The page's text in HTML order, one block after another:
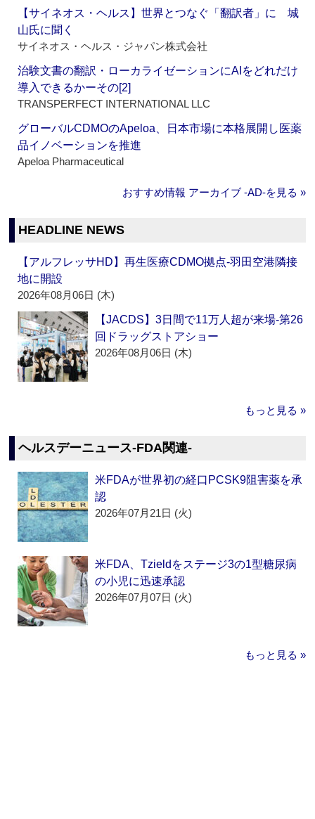
【サイネオス・ヘルス】世界とつなぐ「翻訳者」に 城
山氏に聞く
サイネオス・ヘルス・ジャパン株式会社
治験文書の翻訳・ローカライゼーションにAIをどれだけ
導入できるかーその[2]
TRANSPERFECT INTERNATIONAL LLC
グローバルCDMOのApeloa、日本市場に本格展開し医薬
品イノベーションを推進
Apeloa Pharmaceutical
おすすめ情報 アーカイブ ‐AD‐を見る »
HEADLINE NEWS
【アルフレッサHD】再生医療CDMO拠点‐羽田空港隣接
地に開設
2026年08月06日 (木)
【JACDS】3日間で11万人超が来場‐第26
回ドラッグストアショー
2026年08月06日 (木)
もっと見る »
ヘルスデーニュース‐FDA関連‐
米FDAが世界初の経口PCSK9阻害薬を承
認
2026年07月21日 (火)
米FDA、Tzieldをステージ3の1型糖尿病
の小児に迅速承認
2026年07月07日 (火)
もっと見る »